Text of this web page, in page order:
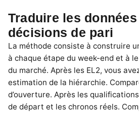
Traduire les données
décisions de pari
La méthode consiste à construire
à chaque étape du week-end et à
du marché. Après les EL2, vous
estimation de la hiérarchie.
d’ouverture. Après les
de départ et les chronos réels.